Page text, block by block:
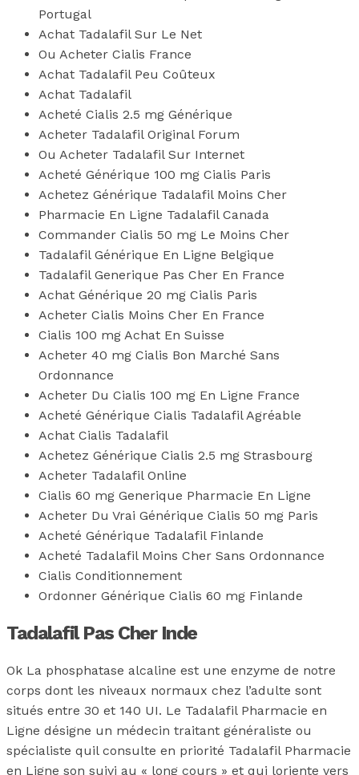
Portugal
Achat Tadalafil Sur Le Net
Ou Acheter Cialis France
Achat Tadalafil Peu Coûteux
Achat Tadalafil
Acheté Cialis 2.5 mg Générique
Acheter Tadalafil Original Forum
Ou Acheter Tadalafil Sur Internet
Acheté Générique 100 mg Cialis Paris
Achetez Générique Tadalafil Moins Cher
Pharmacie En Ligne Tadalafil Canada
Commander Cialis 50 mg Le Moins Cher
Tadalafil Générique En Ligne Belgique
Tadalafil Generique Pas Cher En France
Achat Générique 20 mg Cialis Paris
Acheter Cialis Moins Cher En France
Cialis 100 mg Achat En Suisse
Acheter 40 mg Cialis Bon Marché Sans
Ordonnance
Acheter Du Cialis 100 mg En Ligne France
Acheté Générique Cialis Tadalafil Agréable
Achat Cialis Tadalafil
Achetez Générique Cialis 2.5 mg Strasbourg
Acheter Tadalafil Online
Cialis 60 mg Generique Pharmacie En Ligne
Acheter Du Vrai Générique Cialis 50 mg Paris
Acheté Générique Tadalafil Finlande
Acheté Tadalafil Moins Cher Sans Ordonnance
Cialis Conditionnement
Ordonner Générique Cialis 60 mg Finlande
Tadalafil Pas Cher Inde
Ok La phosphatase alcaline est une enzyme de notre
corps dont les niveaux normaux chez l’adulte sont
situés entre 30 et 140 UI. Le Tadalafil Pharmacie en
Ligne désigne un médecin traitant généraliste ou
spécialiste quil consulte en priorité Tadalafil Pharmacie
en Ligne son suivi au « long cours » et qui loriente vers